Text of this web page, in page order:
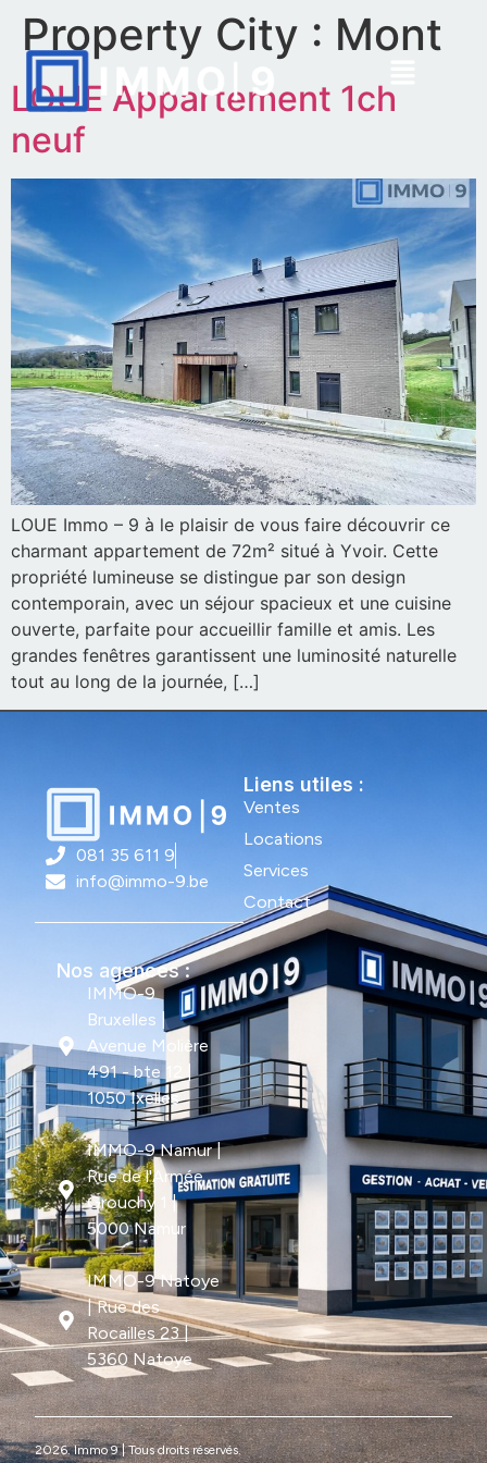
Property City : Mont
LOUE Appartement 1ch
neuf
LOUE Immo – 9 à le plaisir de vous faire découvrir ce
charmant appartement de 72m² situé à Yvoir. Cette
propriété lumineuse se distingue par son design
contemporain, avec un séjour spacieux et une cuisine
ouverte, parfaite pour accueillir famille et amis. Les
grandes fenêtres garantissent une luminosité naturelle
tout au long de la journée, […]
081 35 611 9
info@immo-9.be
Nos agences :
IMMO-9
Bruxelles |
Avenue Molière
491 - bte 12 |
1050 Ixelles
IMMO-9 Namur |
Rue de l'Armée
Grouchy 1 |
5000 Namur
IMMO-9 Natoye
| Rue des
Rocailles 23 |
5360 Natoye
Liens utiles :
Ventes
Locations
Services
Contact
2026. Immo 9 | Tous droits réservés.